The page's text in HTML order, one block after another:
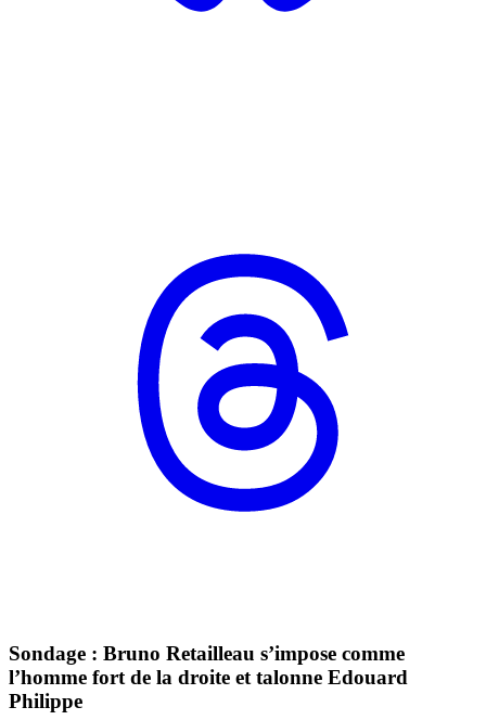
Sondage : Bruno Retailleau s’impose comme
l’homme fort de la droite et talonne Edouard
Philippe